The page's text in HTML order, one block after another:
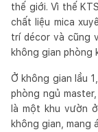
thế giới. Vì thế
chất liệu mica
trí décor và cũng
không gian phòng
Ở không gian lầu
phòng ngủ
là một khu vườn
không gian, mang